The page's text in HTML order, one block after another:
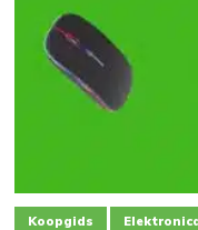
Koopgids